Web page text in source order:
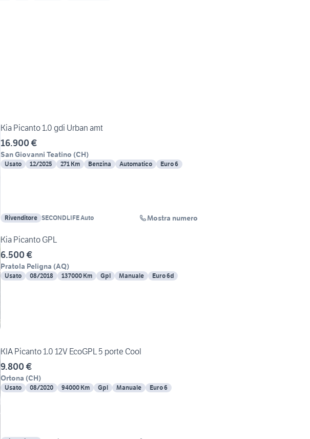
Kia Picanto 1.0 gdi Urban amt
16.900 €
San Giovanni Teatino (CH)
Usato 12/2025 271 Km Benzina Automatico Euro 6
Rivenditore SECONDLIFE Auto Mostra numero
Kia Picanto GPL
6.500 €
Pratola Peligna (AQ)
Usato 08/2018 137000 Km Gpl Manuale Euro 6d
KIA Picanto 1.0 12V EcoGPL 5 porte Cool
9.800 €
Ortona (CH)
Usato 08/2020 94000 Km Gpl Manuale Euro 6